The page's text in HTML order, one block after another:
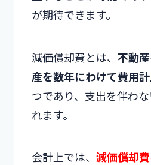
が期待できます。
減価償却費とは、 不動
産を数年にわけて費用
つであり、支出を伴わ
れます。
会計上では、 減価償却